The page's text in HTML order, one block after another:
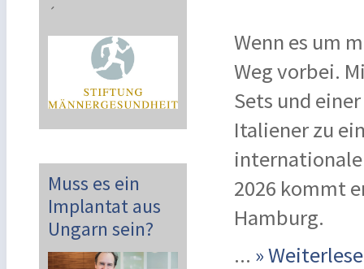
´
Muss es ein
Implantat aus
Ungarn sein?
Wenn es um
Weg vorbei.
Sets und
Italiener zu
2026 kommt
Hamburg.
... »